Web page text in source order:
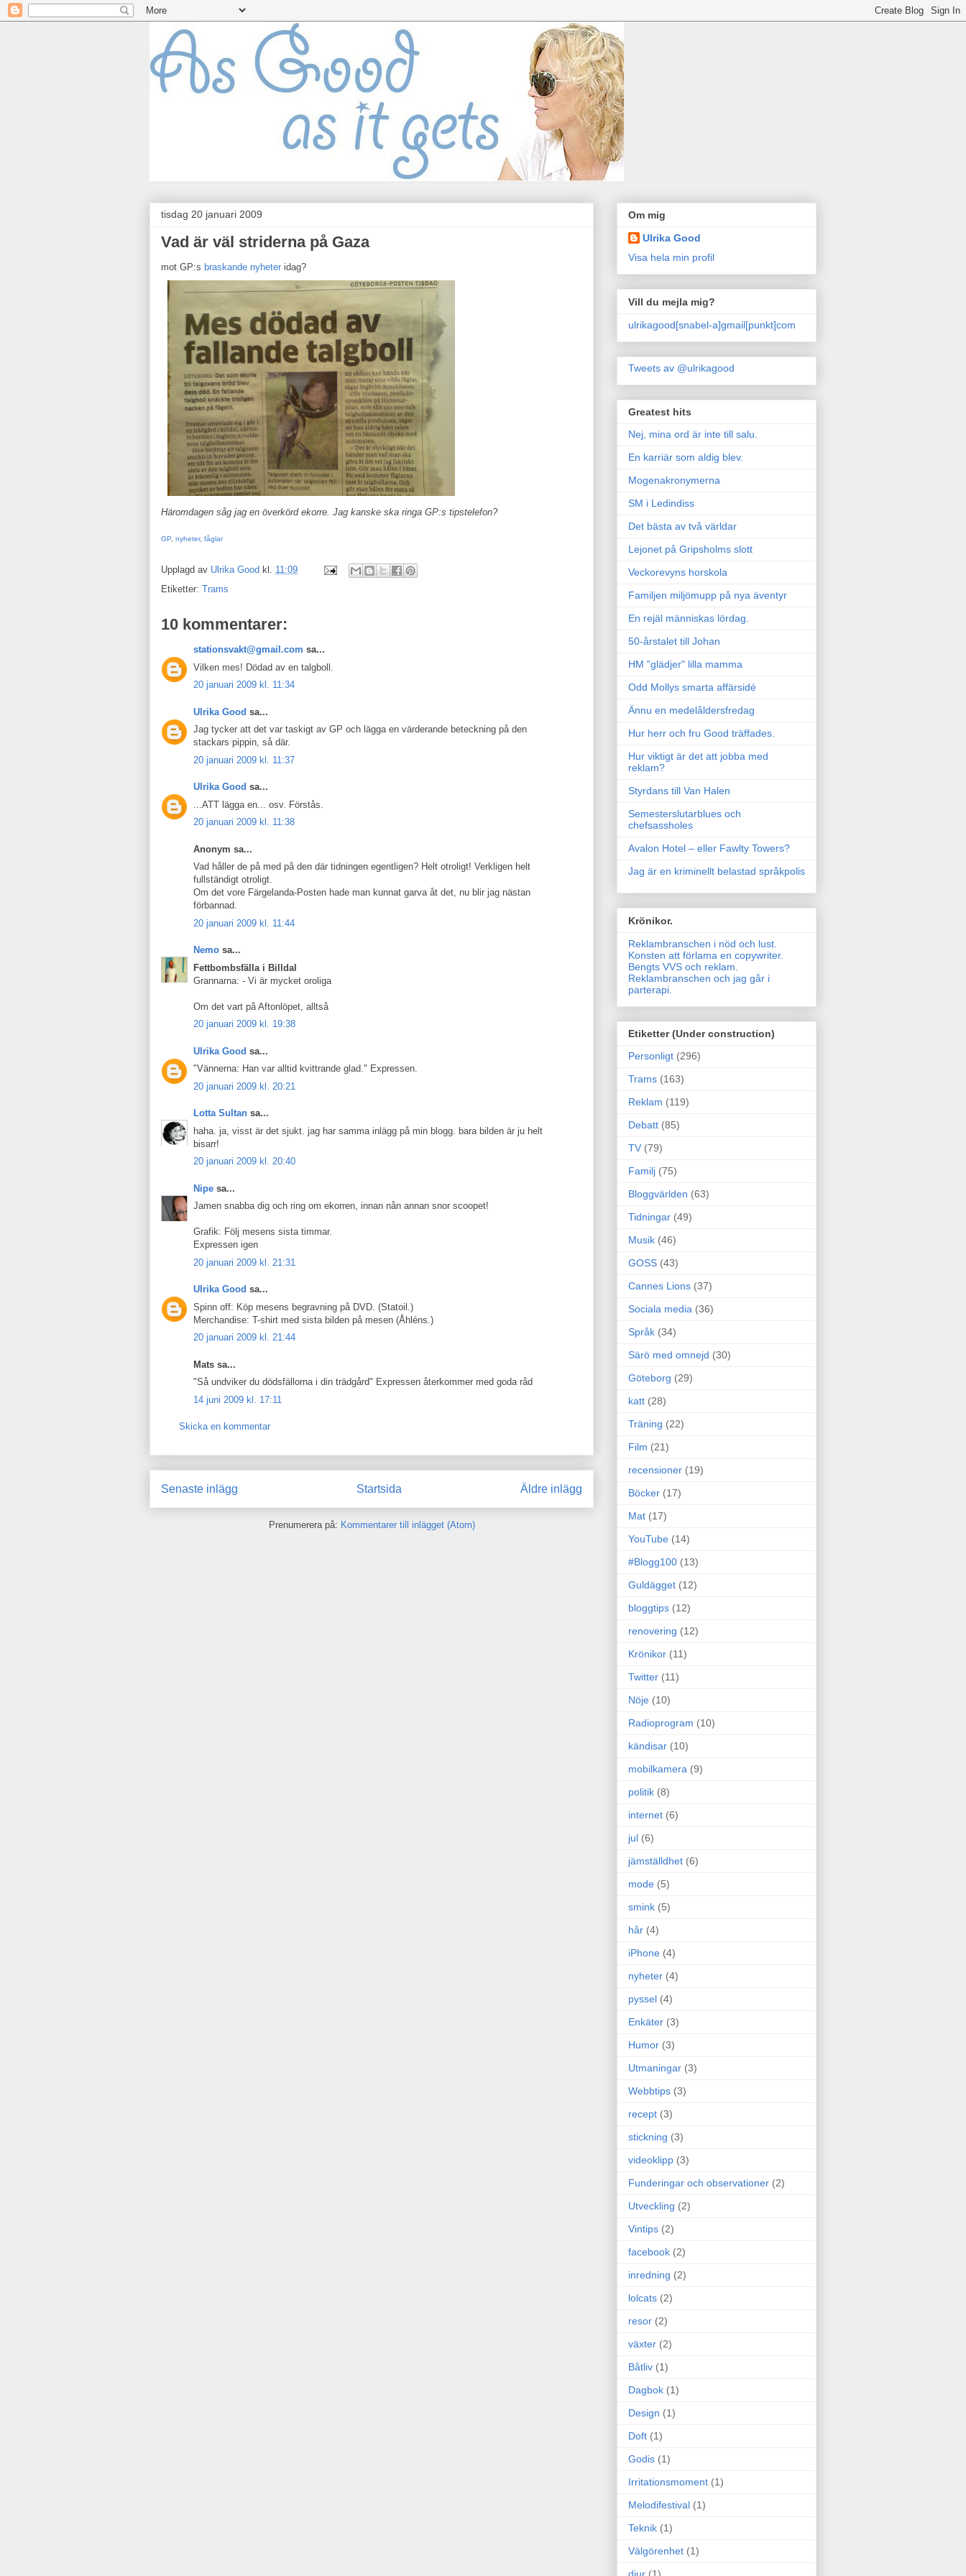
tisdag 20 januari 2009
Vad är väl striderna på Gaza
mot GP:s braskande nyheter idag?
Häromdagen såg jag en överkörd ekorre. Jag kanske ska ringa GP:s tipstelefon?
GP nyheter, fåglar
Upplagd av Ulrika Good kl. 11:09
Etiketter: Trams
10 kommentarer:
stationsvakt@gmail.com sa...
Vilken mes! Dödad av en talgboll.
20 januari 2009 kl. 11:34
Ulrika Good sa...
Jag tycker att det var taskigt av GP och lägga en värderande beteckning på den
stackars pippin, så där.
20 januari 2009 kl. 11:37
Ulrika Good sa...
...ATT lägga en... osv. Förstås.
20 januari 2009 kl. 11:38
Anonym sa...
Vad håller de på med på den där tidningen egentligen? Helt otroligt! Verkligen helt
fullständigt otroligt.
Om det vore Färgelanda-Posten hade man kunnat garva åt det, nu blir jag nästan
förbannad.
20 januari 2009 kl. 11:44
Nemo sa...
Fettbombsfälla i Billdal
Grannarna: - Vi är mycket oroliga
Om det vart på Aftonlöpet, alltså
20 januari 2009 kl. 19:38
Ulrika Good sa...
"Vännerna: Han var alltid kvittrande glad." Expressen.
20 januari 2009 kl. 20:21
Lotta Sultan sa...
haha. ja, visst är det sjukt. jag har samma inlägg på min blogg. bara bilden är ju helt
bisarr!
20 januari 2009 kl. 20:40
Nipe sa...
Jamen snabba dig och ring om ekorren, innan nån annan snor scoopet!
Grafik: Följ mesens sista timmar.
Expressen igen
20 januari 2009 kl. 21:31
Ulrika Good sa...
Spinn off: Köp mesens begravning på DVD. (Statoil.)
Merchandise: T-shirt med sista bilden på mesen (Åhléns.)
20 januari 2009 kl. 21:44
Mats sa...
"Så undviker du dödsfällorna i din trädgård" Expressen återkommer med goda råd
14 juni 2009 kl. 17:11
Skicka en kommentar
Senaste inlägg Äldre inlägg
Startsida
Prenumerera på: Kommentarer till inlägget (Atom)
Om mig
Ulrika Good
Visa hela min profil
Vill du mejla mig?
ulrikagood[snabel-a]gmail[punkt]com
Tweets av @ulrikagood
Greatest hits
Nej, mina ord är inte till salu.
En karriär som aldig blev.
Mogenakronymerna
SM i Ledindiss
Det bästa av två världar
Lejonet på Gripsholms slott
Veckorevyns horskola
Familjen miljömupp på nya äventyr
En rejäl människas lördag.
50-årstalet till Johan
HM "glädjer" lilla mamma
Odd Mollys smarta affärsidé
Ännu en medelåldersfredag
Hur herr och fru Good träffades.
Hur viktigt är det att jobba med
reklam?
Styrdans till Van Halen
Semesterslutarblues och
chefsassholes
Avalon Hotel – eller Fawlty Towers?
Jag är en kriminellt belastad språkpolis
Krönikor.
Reklambranschen i nöd och lust.
Konsten att förlama en copywriter.
Bengts VVS och reklam.
Reklambranschen och jag går i
parterapi.
Etiketter (Under construction)
Personligt (296)
Trams (163)
Reklam (119)
Debatt (85)
TV (79)
Familj (75)
Bloggvärlden (63)
Tidningar (49)
Musik (46)
GOSS (43)
Cannes Lions (37)
Sociala media (36)
Språk (34)
Särö med omnejd (30)
Göteborg (29)
katt (28)
Träning (22)
Film (21)
recensioner (19)
Böcker (17)
Mat (17)
YouTube (14)
#Blogg100 (13)
Guldägget (12)
bloggtips (12)
renovering (12)
Krönikor (11)
Twitter (11)
Nöje (10)
Radioprogram (10)
kändisar (10)
mobilkamera (9)
politik (8)
internet (6)
jul (6)
jämställdhet (6)
mode (5)
smink (5)
hår (4)
iPhone (4)
nyheter (4)
pyssel (4)
Enkäter (3)
Humor (3)
Utmaningar (3)
Webbtips (3)
recept (3)
stickning (3)
videoklipp (3)
Funderingar och observationer (2)
Utveckling (2)
Vintips (2)
facebook (2)
inredning (2)
lolcats (2)
resor (2)
växter (2)
Båtliv (1)
Dagbok (1)
Design (1)
Doft (1)
Godis (1)
Irritationsmoment (1)
Melodifestival (1)
Teknik (1)
Välgörenhet (1)